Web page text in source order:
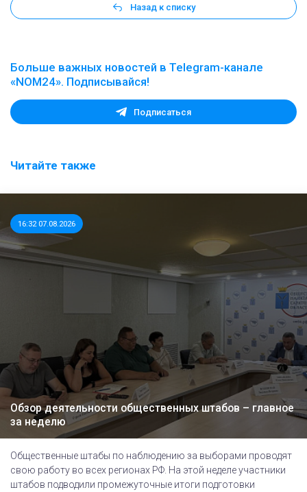
Назад к списку
Больше важных новостей в Telegram-канале
«NOM24». Подписывайся!
Подписаться
Читайте также
16:32 07.08.2026
Обзор деятельности общественных штабов – главное
за неделю
Общественные штабы по наблюдению за выборами проводят
свою работу во всех регионах РФ. На этой неделе участники
штабов подводили промежуточные итоги подготовки